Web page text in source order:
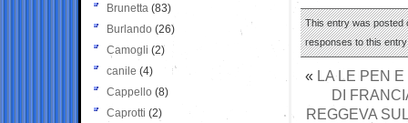
This entry was posted
responses to this
« LA LE PEN
DI
REGGEVA
Brunetta (83)
Burlando (26)
Camogli (2)
canile (4)
Cappello (8)
Caprotti (2)